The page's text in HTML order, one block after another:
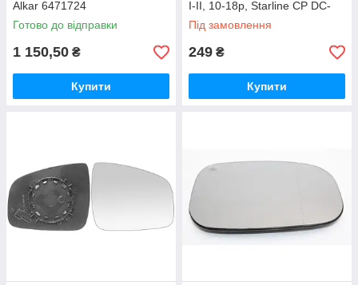
Alkar 6471724
Готово до відправки
1 150,50 ₴
Купити
I-II, 10-18р, Starline CP DC-
LOG-04-3580L
Під замовлення
249 ₴
Купити